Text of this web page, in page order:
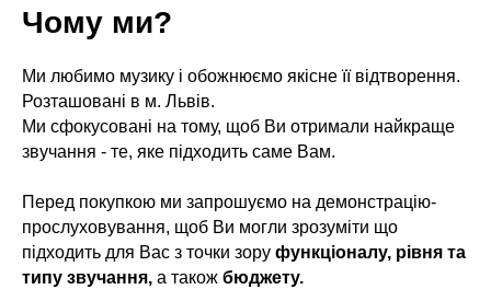
Чому ми?
Ми любимо музику і обожнюємо якісне її відтворення.
Розташовані в м. Львів.
Ми сфокусовані на тому, щоб Ви отримали найкраще
звучання - те, яке підходить саме Вам.
Перед покупкою ми запрошуємо на демонстрацію-
прослуховування, щоб Ви могли зрозуміти що
підходить для Вас з точки зору функціоналу, рівня та
типу звучання, а також бюджету.